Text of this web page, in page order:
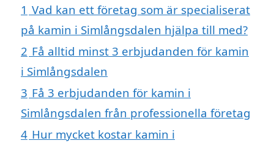
1 Vad kan ett företag som är specialiserat
på kamin i Simlångsdalen hjälpa till med?
2 Få alltid minst 3 erbjudanden för kamin
i Simlångsdalen
3 Få 3 erbjudanden för kamin i
Simlångsdalen från professionella företag
4 Hur mycket kostar kamin i